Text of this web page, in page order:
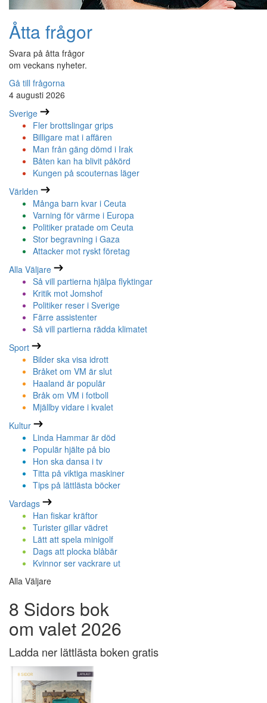
Åtta frågor
Svara på åtta frågor
om veckans nyheter.
Gå till frågorna
4 augusti 2026
Sverige
Fler brottslingar grips
Billigare mat i affären
Man från gäng dömd i Irak
Båten kan ha blivit påkörd
Kungen på scouternas läger
Världen
Många barn kvar i Ceuta
Varning för värme i Europa
Politiker pratade om Ceuta
Stor begravning i Gaza
Attacker mot ryskt företag
Alla Väljare
Så vill partierna hjälpa flyktingar
Kritik mot Jomshof
Politiker reser i Sverige
Färre assistenter
Så vill partierna rädda klimatet
Sport
Bilder ska visa idrott
Bråket om VM är slut
Haaland är populär
Bråk om VM i fotboll
Mjällby vidare i kvalet
Kultur
Linda Hammar är död
Populär hjälte på bio
Hon ska dansa i tv
Titta på viktiga maskiner
Tips på lättlästa böcker
Vardags
Han fiskar kräftor
Turister gillar vädret
Lätt att spela minigolf
Dags att plocka blåbär
Kvinnor ser vackrare ut
Alla Väljare
8 Sidors bok
om valet 2026
Ladda ner lättlästa boken gratis